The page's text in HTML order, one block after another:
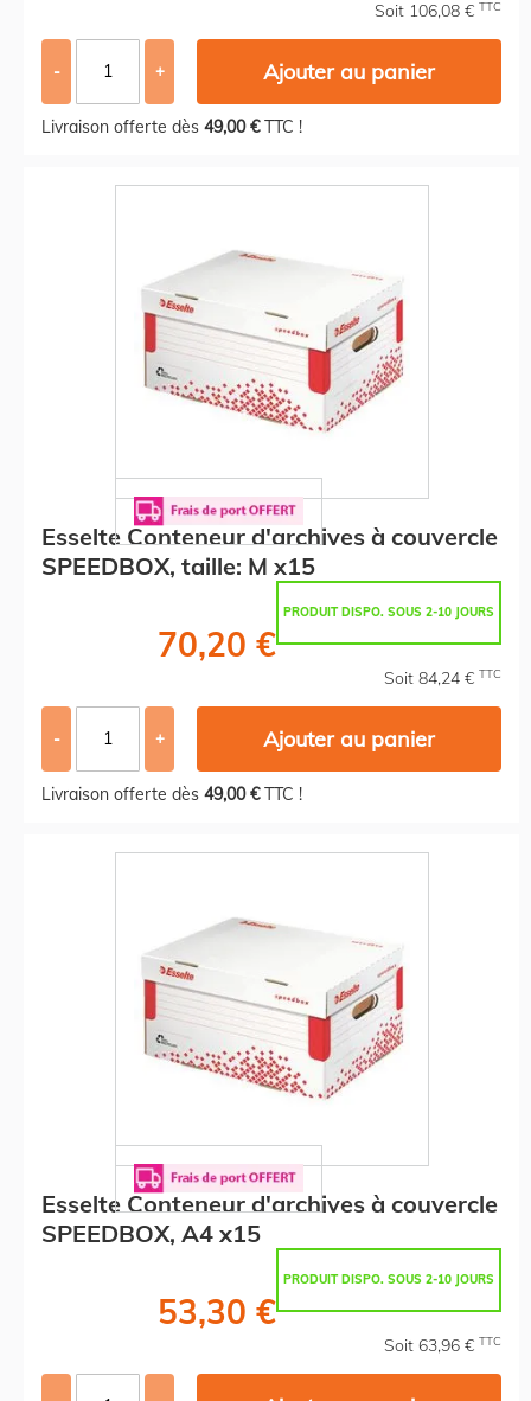
Soit 106,08 € TTC
- + Ajouter au panier
Livraison offerte dès 49,00 €TTC !
Esselte Conteneur d'archives à couvercle
SPEEDBOX, taille: M x15
PRODUIT DISPO. SOUS 2-10 JOURS
70,20 €
Soit 84,24 € TTC
- + Ajouter au panier
Livraison offerte dès 49,00 €TTC !
Esselte Conteneur d'archives à couvercle
SPEEDBOX, A4 x15
PRODUIT DISPO. SOUS 2-10 JOURS
53,30 €
Soit 63,96 € TTC